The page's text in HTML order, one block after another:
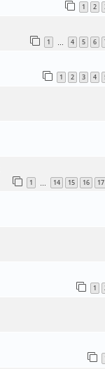
1 2
1 … 4 5 6
1 2 3 4
1 … 14 15 16 17
1